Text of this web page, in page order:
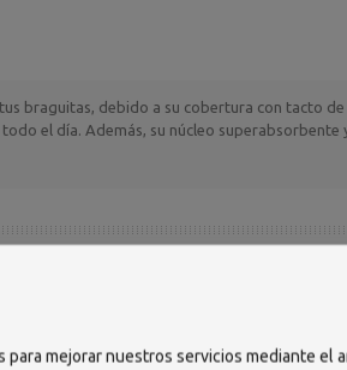
braguitas, debido a su cobertura con tacto de
el día. Además, su núcleo superabsorbente
mejorar nuestros servicios mediante el